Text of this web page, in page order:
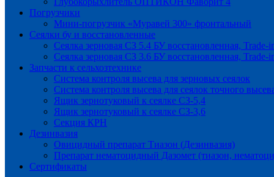
Погрузчики
Мини-погрузчик «Муравей 300» фронтальный
Сеялки бу и восстановленные
Сеялка зерновая СЗ 5.4 БУ восстановленная, Trade-
Сеялка зерновая СЗ 3.6 БУ восстановленная, Trade-
Запчасти к сельхозтехнике
Система контроля высева для зерновых сеялок
Система контроля высева для сеялок точного
Ящик зернотуковый к сеялке СЗ-5,4
Ящик зернотуковый к сеялке СЗ-3,6
Секция КРН
Дезинвазия
Овицидный препарат Тиазон (Дезинвазия)
Препарат нематоцидный Дазомет (тиазон,
Сертификаты